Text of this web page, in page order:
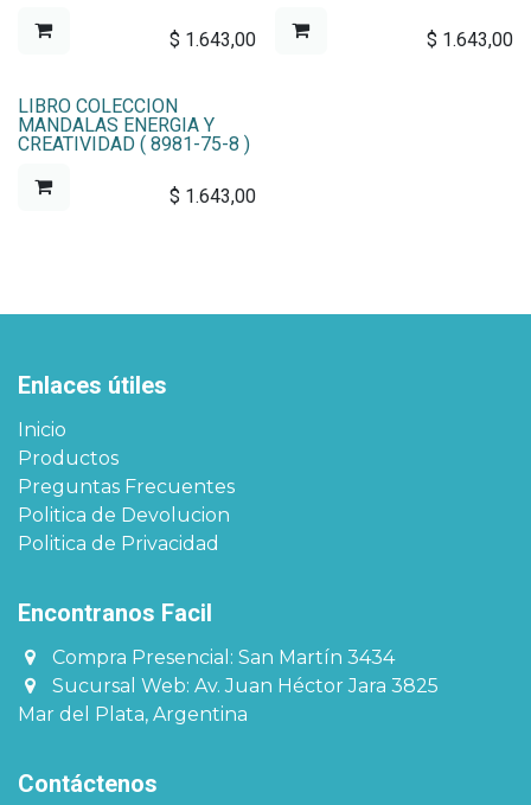
$ 1.643,00 $ 1.643,00
LIBRO COLECCION
MANDALAS ENERGIA Y
CREATIVIDAD ( 8981-75-8 )
$ 1.643,00
Enlaces útiles
Inicio
Productos
Preguntas Frecuentes
Politica de Devolucion
Politica de Privacidad
Encontranos Facil​​​
Compra Presencial: San Martín 3434
Sucursal Web: Av. Juan Héctor Jara 3825
Mar del Plata, Argentina
Contáctenos